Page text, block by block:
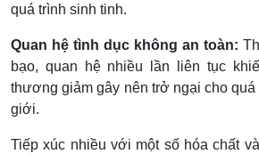
quá trình sinh tinh.
Quan hệ tình dục không an toàn:
bạo, quan hệ nhiều lần liên tục
thương giảm gây nên trở ngại cho
giới.
Tiếp xúc nhiều với một số hóa chất